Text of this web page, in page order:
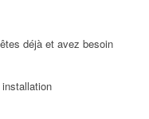
déjà et avez besoin